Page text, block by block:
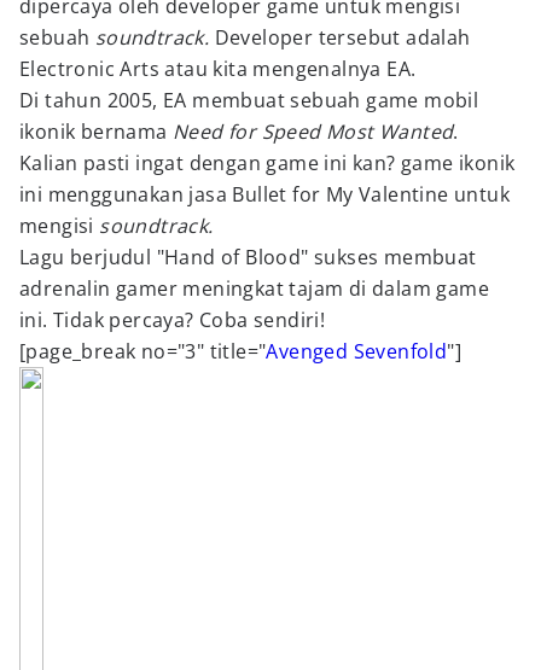
dipercaya oleh developer game untuk mengisi
sebuah soundtrack. Developer tersebut adalah
Electronic Arts atau kita mengenalnya EA.
Di tahun 2005, EA membuat sebuah game mobil
ikonik bernama Need for Speed Most Wanted.
Kalian pasti ingat dengan game ini kan? game ikonik
ini menggunakan jasa Bullet for My Valentine untuk
mengisi soundtrack.
Lagu berjudul "Hand of Blood" sukses membuat
adrenalin gamer meningkat tajam di dalam game
ini. Tidak percaya? Coba sendiri!
[page_break no="3" title="Avenged Sevenfold"]